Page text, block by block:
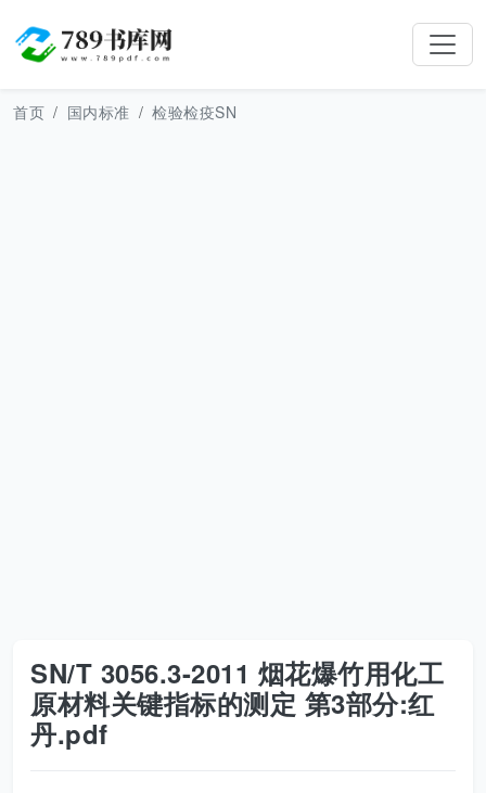
首页 国内标准 检验检疫SN
SN/T 3056.3-2011 烟花爆竹用化工
原材料关键指标的测定 第3部分:红
丹.pdf